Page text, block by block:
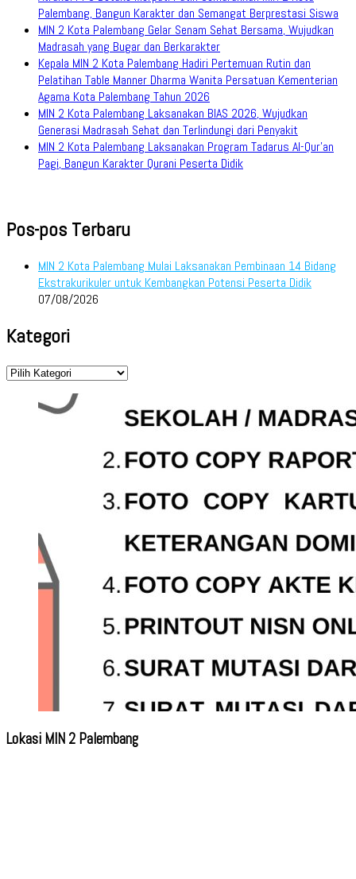
Palembang, Bangun Karakter dan Semangat Berprestasi Siswa
MIN 2 Kota Palembang Gelar Senam Sehat Bersama, Wujudkan
Madrasah yang Bugar dan Berkarakter
Kepala MIN 2 Kota Palembang Hadiri Pertemuan Rutin dan
Pelatihan Table Manner Dharma Wanita Persatuan Kementerian
Agama Kota Palembang Tahun 2026
MIN 2 Kota Palembang Laksanakan BIAS 2026, Wujudkan
Generasi Madrasah Sehat dan Terlindungi dari Penyakit
MIN 2 Kota Palembang Laksanakan Program Tadarus Al-Qur’an
Pagi, Bangun Karakter Qurani Peserta Didik
Pos-pos Terbaru
MIN 2 Kota Palembang Mulai Laksanakan Pembinaan 14 Bidang
Ekstrakurikuler untuk Kembangkan Potensi Peserta Didik
07/08/2026
Kategori
Kategori
Lokasi MIN 2 Palembang